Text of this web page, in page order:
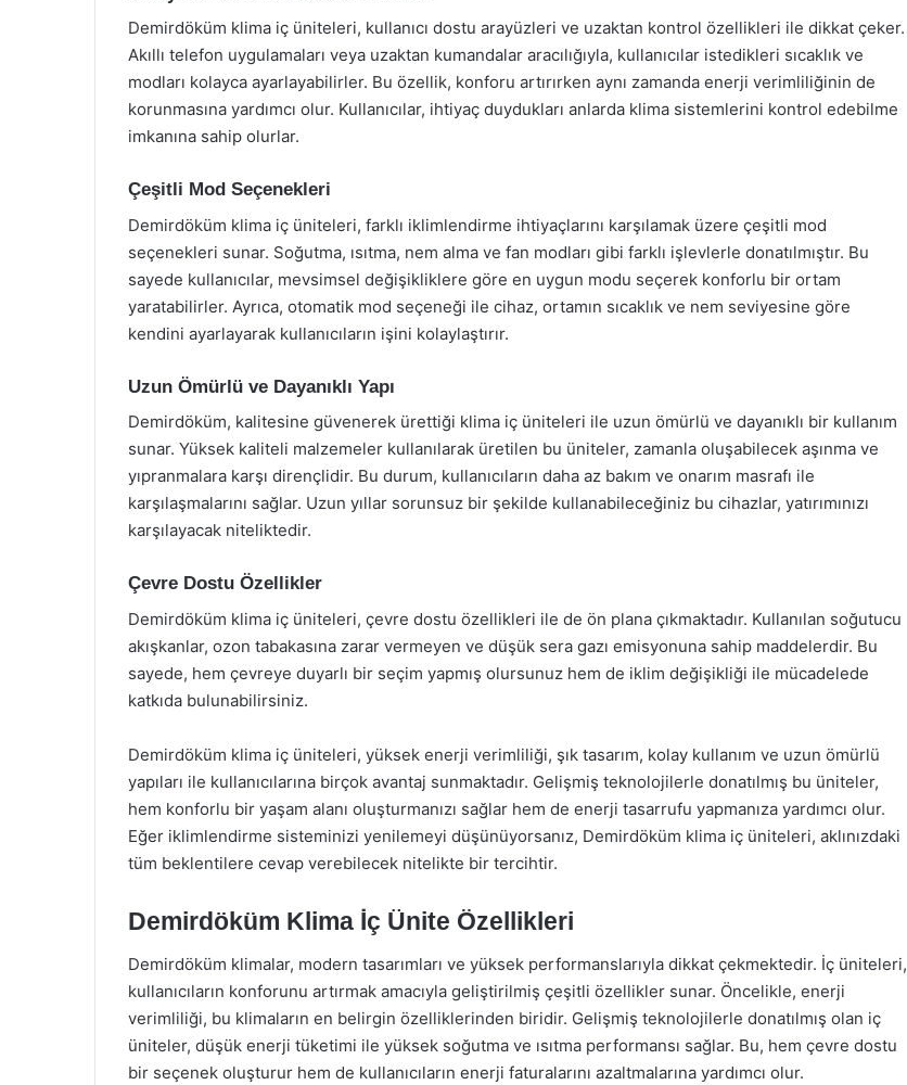
Demirdöküm klima iç üniteleri, kullanıcı dostu arayüzleri ve uzaktan kontrol özellikleri ile dikkat çeker.
Akıllı telefon uygulamaları veya uzaktan kumandalar aracılığıyla, kullanıcılar istedikleri sıcaklık ve
modları kolayca ayarlayabilirler. Bu özellik, konforu artırırken aynı zamanda enerji verimliliğinin de
korunmasına yardımcı olur. Kullanıcılar, ihtiyaç duydukları anlarda klima sistemlerini kontrol edebilme
imkanına sahip olurlar.
Çeşitli Mod Seçenekleri
Demirdöküm klima iç üniteleri, farklı iklimlendirme ihtiyaçlarını karşılamak üzere çeşitli mod
seçenekleri sunar. Soğutma, ısıtma, nem alma ve fan modları gibi farklı işlevlerle donatılmıştır. Bu
sayede kullanıcılar, mevsimsel değişikliklere göre en uygun modu seçerek konforlu bir ortam
yaratabilirler. Ayrıca, otomatik mod seçeneği ile cihaz, ortamın sıcaklık ve nem seviyesine göre
kendini ayarlayarak kullanıcıların işini kolaylaştırır.
Uzun Ömürlü ve Dayanıklı Yapı
Demirdöküm, kalitesine güvenerek ürettiği klima iç üniteleri ile uzun ömürlü ve dayanıklı bir kullanım
sunar. Yüksek kaliteli malzemeler kullanılarak üretilen bu üniteler, zamanla oluşabilecek aşınma ve
yıpranmalara karşı dirençlidir. Bu durum, kullanıcıların daha az bakım ve onarım masrafı ile
karşılaşmalarını sağlar. Uzun yıllar sorunsuz bir şekilde kullanabileceğiniz bu cihazlar, yatırımınızı
karşılayacak niteliktedir.
Çevre Dostu Özellikler
Demirdöküm klima iç üniteleri, çevre dostu özellikleri ile de ön plana çıkmaktadır. Kullanılan soğutucu
akışkanlar, ozon tabakasına zarar vermeyen ve düşük sera gazı emisyonuna sahip maddelerdir. Bu
sayede, hem çevreye duyarlı bir seçim yapmış olursunuz hem de iklim değişikliği ile mücadelede
katkıda bulunabilirsiniz.
Demirdöküm klima iç üniteleri, yüksek enerji verimliliği, şık tasarım, kolay kullanım ve uzun ömürlü
yapıları ile kullanıcılarına birçok avantaj sunmaktadır. Gelişmiş teknolojilerle donatılmış bu üniteler,
hem konforlu bir yaşam alanı oluşturmanızı sağlar hem de enerji tasarrufu yapmanıza yardımcı olur.
Eğer iklimlendirme sisteminizi yenilemeyi düşünüyorsanız, Demirdöküm klima iç üniteleri, aklınızdaki
tüm beklentilere cevap verebilecek nitelikte bir tercihtir.
Demirdöküm Klima İç Ünite Özellikleri
Demirdöküm klimalar, modern tasarımları ve yüksek performanslarıyla dikkat çekmektedir. İç üniteleri,
kullanıcıların konforunu artırmak amacıyla geliştirilmiş çeşitli özellikler sunar. Öncelikle, enerji
verimliliği, bu klimaların en belirgin özelliklerinden biridir. Gelişmiş teknolojilerle donatılmış olan iç
üniteler, düşük enerji tüketimi ile yüksek soğutma ve ısıtma performansı sağlar. Bu, hem çevre dostu
bir seçenek oluşturur hem de kullanıcıların enerji faturalarını azaltmalarına yardımcı olur.